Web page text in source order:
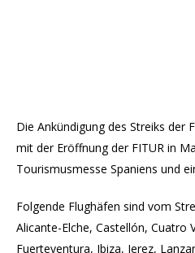
Die Ankündigung des Streiks der
mit der Eröffnung der FITUR in
Tourismusmesse Spaniens und
Folgende Flughäfen sind vom
Alicante-Elche, Castellón, Cuatro
Fuerteventura, Ibiza, Jerez,